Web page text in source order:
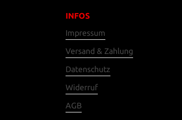
INFOS
Impressum
Versand & Zahlung
Datenschutz
Widerruf
AGB